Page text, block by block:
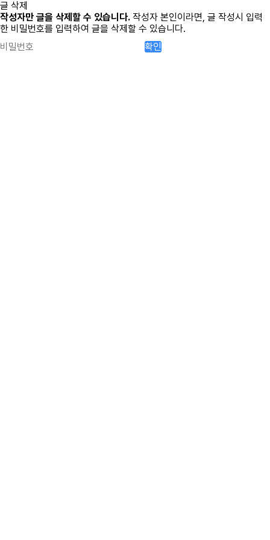
글 삭제
작성자만 글을 삭제할 수 있습니다. 작성자 본인이라면, 글 작성시 입력
한 비밀번호를 입력하여 글을 삭제할 수 있습니다.